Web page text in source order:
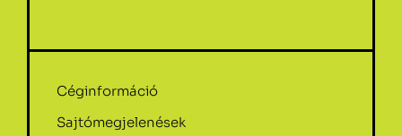
Céginformáció
Sajtómegjelenések